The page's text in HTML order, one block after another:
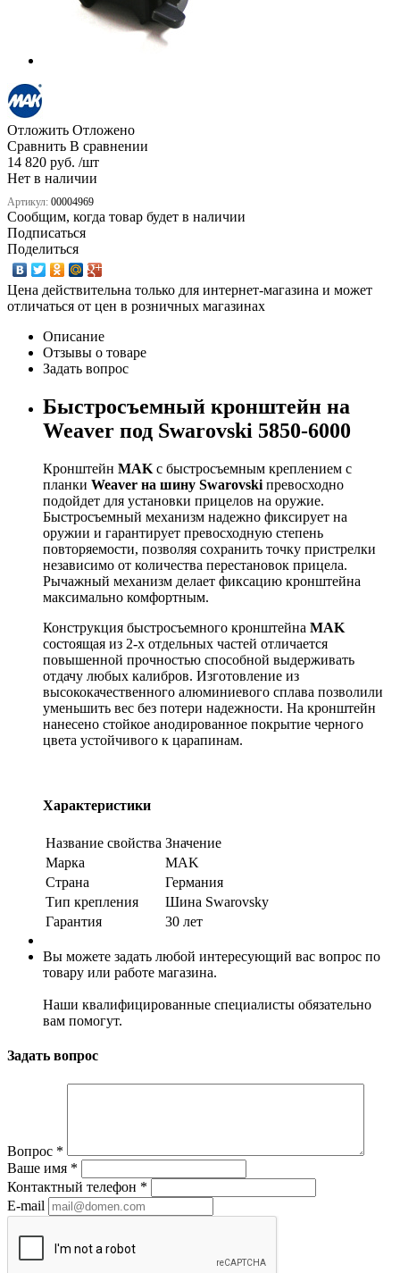
Отложить Отложено
Сравнить В сравнении
14 820 руб. /шт
Нет в наличии
Артикул: 00004969
Сообщим, когда товар будет в наличии
Подписаться
Поделиться
Цена действительна только для интернет-магазина и может
отличаться от цен в розничных магазинах
Описание
Отзывы о товаре
Задать вопрос
Быстросъемный кронштейн на
Weaver под Swarovski 5850-6000
Кронштейн MAK с быстросъемным креплением с
планки Weaver на шину Swarovski превосходно
подойдет для установки прицелов на оружие.
Быстросъемный механизм надежно фиксирует на
оружии и гарантирует превосходную степень
повторяемости, позволяя сохранить точку пристрелки
независимо от количества перестановок прицела.
Рычажный механизм делает фиксацию кронштейна
максимально комфортным.
Конструкция быстросъемного кронштейна MAK
состоящая из 2-х отдельных частей отличается
повышенной прочностью способной выдерживать
отдачу любых калибров. Изготовление из
высококачественного алюминиевого сплава позволили
уменьшить вес без потери надежности. На кронштейн
нанесено стойкое анодированное покрытие черного
цвета устойчивого к царапинам.
Характеристики
Название свойства Значение
Марка
MAK
Страна
Германия
Тип крепления
Шина Swarovsky
Гарантия
30 лет
Вы можете задать любой интересующий вас вопрос по
товару или работе магазина.
Наши квалифицированные специалисты обязательно
вам помогут.
Задать вопрос
Вопрос *
Ваше имя *
Контактный телефон *
E-mail